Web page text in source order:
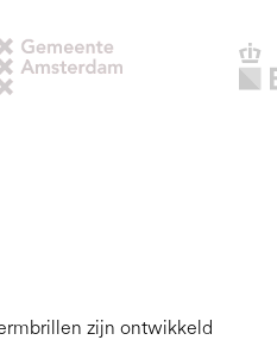
zijn ontwikkeld